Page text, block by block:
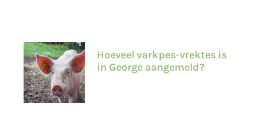
Hoeveel varkpes-vrektes is
in George aangemeld?